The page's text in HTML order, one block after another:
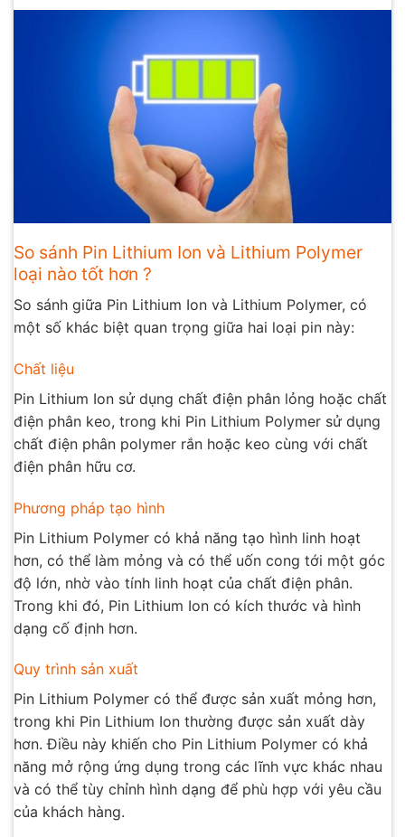
So sánh Pin Lithium Ion và Lithium Polymer
loại nào tốt hơn ?
So sánh giữa Pin Lithium Ion và Lithium Polymer, có
một số khác biệt quan trọng giữa hai loại pin này:
Chất liệu
Pin Lithium Ion sử dụng chất điện phân lỏng hoặc chất
điện phân keo, trong khi Pin Lithium Polymer sử dụng
chất điện phân polymer rắn hoặc keo cùng với chất
điện phân hữu cơ.
Phương pháp tạo hình
Pin Lithium Polymer có khả năng tạo hình linh hoạt
hơn, có thể làm mỏng và có thể uốn cong tới một góc
độ lớn, nhờ vào tính linh hoạt của chất điện phân.
Trong khi đó, Pin Lithium Ion có kích thước và hình
dạng cố định hơn.
Quy trình sản xuất
Pin Lithium Polymer có thể được sản xuất mỏng hơn,
trong khi Pin Lithium Ion thường được sản xuất dày
hơn. Điều này khiến cho Pin Lithium Polymer có khả
năng mở rộng ứng dụng trong các lĩnh vực khác nhau
và có thể tùy chỉnh hình dạng để phù hợp với yêu cầu
của khách hàng.